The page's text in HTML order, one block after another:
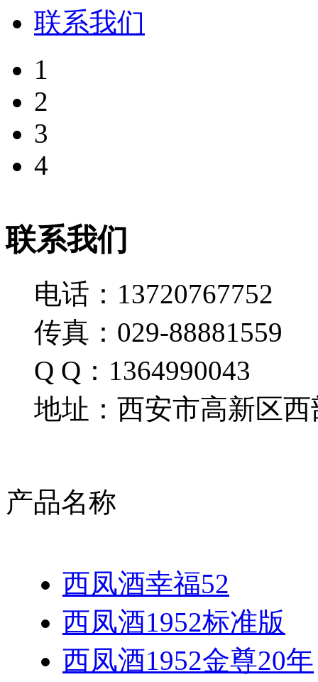
联系我们
1
2
3
4
联系我们
电话：13720767752
传真：029-88881559
Q Q：1364990043
地址：西安市高新区西
产品名称
西凤酒幸福52
西凤酒1952标准版
西凤酒1952金尊20年